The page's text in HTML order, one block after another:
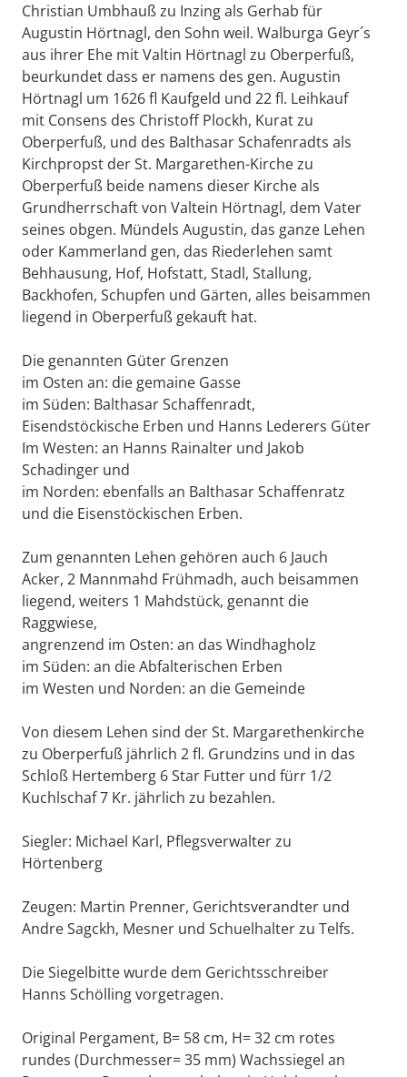
Christian Umbhauß zu Inzing als Gerhab für
Augustin Hörtnagl, den Sohn weil. Walburga Geyr´s
aus ihrer Ehe mit Valtin Hörtnagl zu Oberperfuß,
beurkundet dass er namens des gen. Augustin
Hörtnagl um 1626 fl Kaufgeld und 22 fl. Leihkauf
mit Consens des Christoff Plockh, Kurat zu
Oberperfuß, und des Balthasar Schafenradts als
Kirchpropst der St. Margarethen-Kirche zu
Oberperfuß beide namens dieser Kirche als
Grundherrschaft von Valtein Hörtnagl, dem Vater
seines obgen. Mündels Augustin, das ganze Lehen
oder Kammerland gen, das Riederlehen samt
Behhausung, Hof, Hofstatt, Stadl, Stallung,
Backhofen, Schupfen und Gärten, alles beisammen
liegend in Oberperfuß gekauft hat.
Die genannten Güter Grenzen
im Osten an: die gemaine Gasse
im Süden: Balthasar Schaffenradt,
Eisendstöckische Erben und Hanns Lederers Güter
Im Westen: an Hanns Rainalter und Jakob
Schadinger und
im Norden: ebenfalls an Balthasar Schaffenratz
und die Eisenstöckischen Erben.
Zum genannten Lehen gehören auch 6 Jauch
Acker, 2 Mannmahd Frühmadh, auch beisammen
liegend, weiters 1 Mahdstück, genannt die
Raggwiese,
angrenzend im Osten: an das Windhagholz
im Süden: an die Abfalterischen Erben
im Westen und Norden: an die Gemeinde
Von diesem Lehen sind der St. Margarethenkirche
zu Oberperfuß jährlich 2 fl. Grundzins und in das
Schloß Hertemberg 6 Star Futter und fürr 1/2
Kuchlschaf 7 Kr. jährlich zu bezahlen.
Siegler: Michael Karl, Pflegsverwalter zu
Hörtenberg
Zeugen: Martin Prenner, Gerichtsverandter und
Andre Sagckh, Mesner und Schuelhalter zu Telfs.
Die Siegelbitte wurde dem Gerichtsschreiber
Hanns Schölling vorgetragen.
Original Pergament, B= 58 cm, H= 32 cm rotes
rundes (Durchmesser= 35 mm) Wachssiegel an